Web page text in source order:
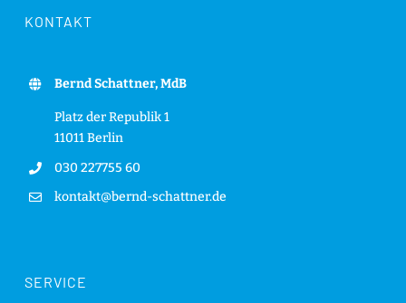
KONTAKT
Bernd Schattner, MdB
Platz der Republik 1
11011 Berlin
030 227755 60
kontakt@bernd-schattner.de
SERVICE